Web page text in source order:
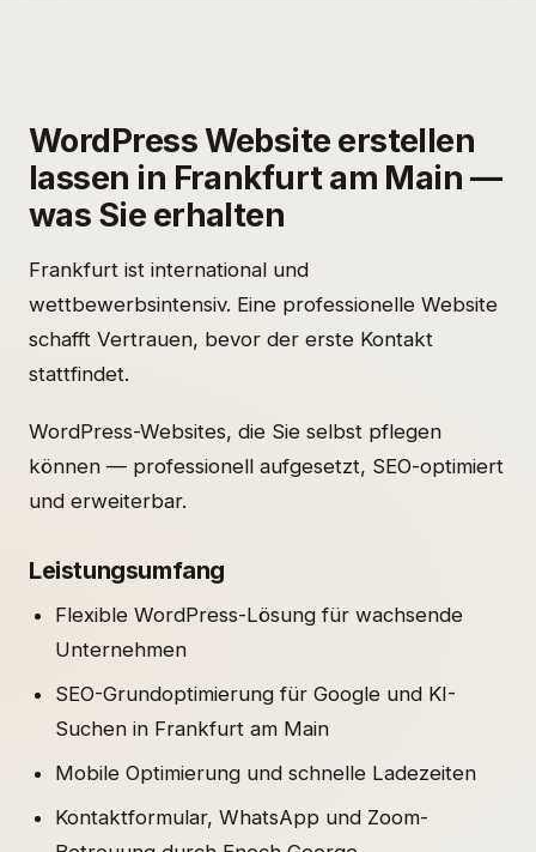
WordPress Website erstellen
lassen in Frankfurt am Main —
was Sie erhalten
Frankfurt ist international und
wettbewerbsintensiv. Eine professionelle Website
schafft Vertrauen, bevor der erste Kontakt
stattfindet.
WordPress-Websites, die Sie selbst pflegen
können — professionell aufgesetzt, SEO-optimiert
und erweiterbar.
Leistungsumfang
Flexible WordPress-Lösung für wachsende
Unternehmen
SEO-Grundoptimierung für Google und KI-
Suchen in Frankfurt am Main
Mobile Optimierung und schnelle Ladezeiten
Kontaktformular, WhatsApp und Zoom-